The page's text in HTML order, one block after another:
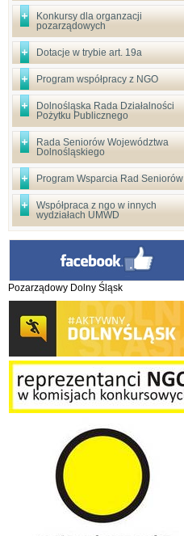
Konkursy dla organzacji
pozarządowych
Dotacje w trybie art. 19a
Program współpracy z NGO
Dolnośląska Rada Działalności
Pożytku Publicznego
Rada Seniorów Województwa
Dolnośląskiego
Program Wsparcia Rad Seniorów
Współpraca z ngo w innych
wydziałach UMWD
Pozarządowy Dolny Śląsk